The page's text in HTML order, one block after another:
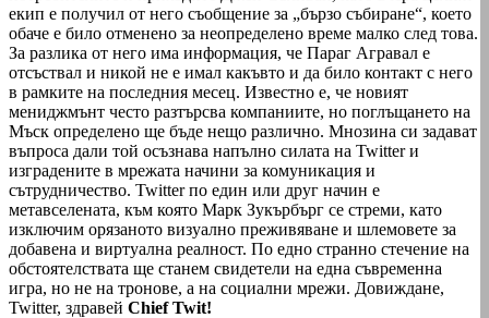
екип е получил от него съобщение за „бързо събиране“, което
обаче е било отменено за неопределено време малко след това.
За разлика от него има информация, че Параг Агравал е
отсъствал и никой не е имал какъвто и да било контакт с него
в рамките на последния месец. Известно е, че новият
мениджмънт често разтърсва компаниите, но поглъщането на
Мъск определено ще бъде нещо различно. Мнозина си задават
въпроса дали той осъзнава напълно силата на Twitter и
изградените в мрежата начини за комуникация и
сътрудничество. Twitter по един или друг начин е
метавселената, към която Марк Зукърбърг се стреми, като
изключим орязаното визуално преживяване и шлемовете за
добавена и виртуална реалност. По едно странно стечение на
обстоятелствата ще станем свидетели на една съвременна
игра, но не на тронове, а на социални мрежи. Довиждане,
Twitter, здравей Chief Twit!